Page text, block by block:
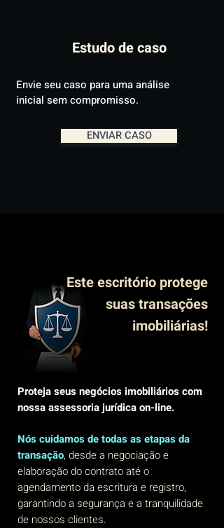
Estudo de caso
Envie seu caso para uma análise
inicial sem compromisso.
ENVIAR CASO
Este escritório protege
suas transações
imobiliárias!
Proteja seus negócios imobiliários com
nossa assessoria jurídica on-line.
Nós cuidamos de todas as etapas da
transação, desde a negociação e
elaboração do contrato até o
agendamento da escritura e registro,
garantindo a segurança e a tranquilidade
de nossos clientes.